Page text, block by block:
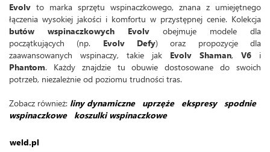
Evolv to marka sprzętu wspinaczkowego, znana z umiejętnego
łączenia wysokiej jakości i komfortu w przystępnej cenie. Kolekcja
butów wspinaczkowych Evolv obejmuje modele dla
początkujących (np. Evolv Defy) oraz propozycje dla
zaawansowanych wspinaczy, takie jak Evolv Shaman, V6 i
Phantom. Każdy znajdzie tu obuwie dostosowane do swoich
potrzeb, niezależnie od poziomu trudności tras.
Zobacz również: liny dynamiczne uprzęże ekspresy
spodnie
wspinaczkowe
koszulki wspinaczkowe
weld.pl